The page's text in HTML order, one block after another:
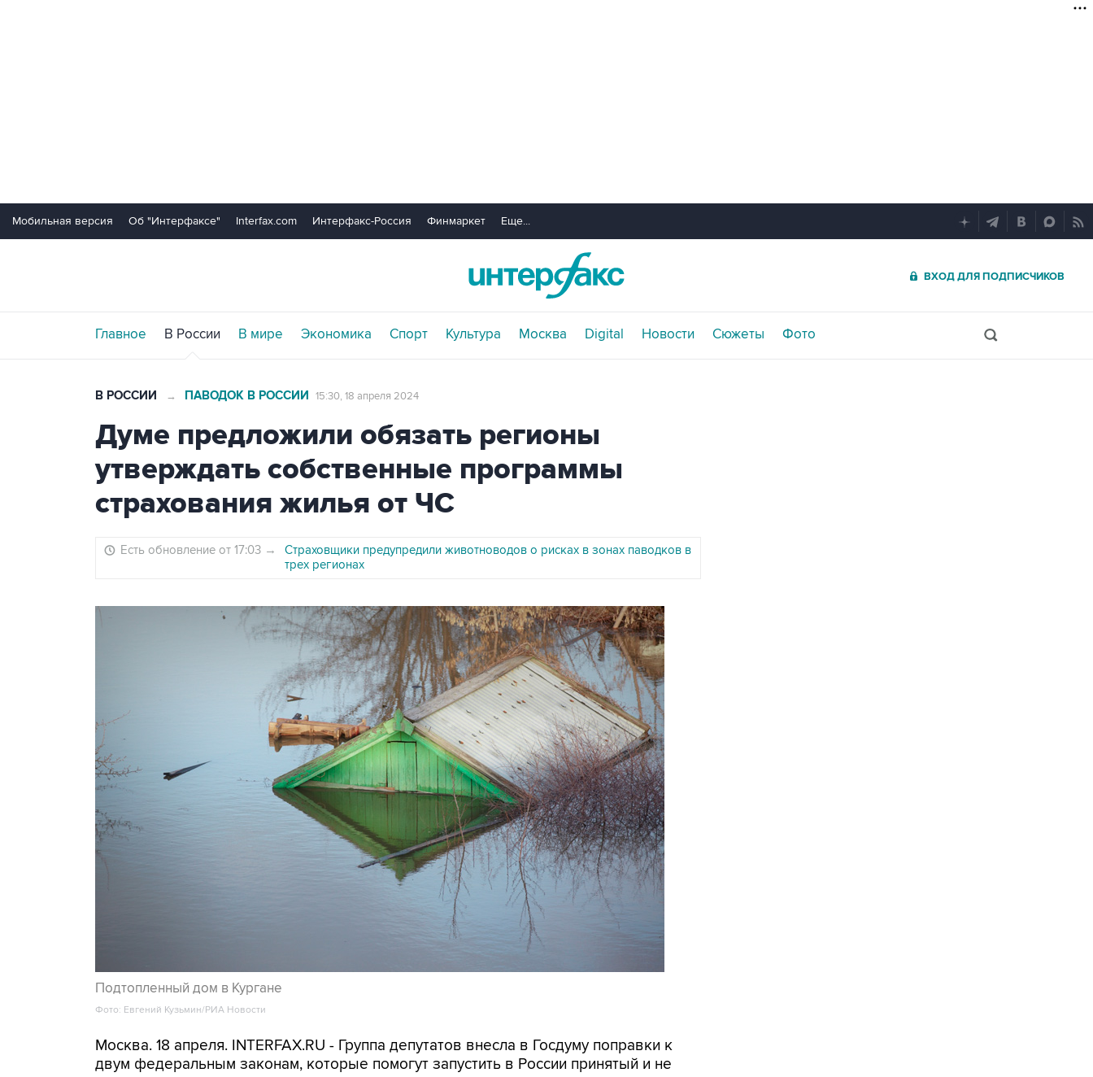
Мобильная версия Об "Интерфаксе" Interfax.com Интерфакс-Россия Финмаркет Еще...
ВХОД ДЛЯ ПОДПИСЧИКОВ
Главное В России В мире Экономика Спорт Культура Москва Digital Новости Сюжеты Фото
В РОССИИ → ПАВОДОК В РОССИИ 15:30, 18 апреля 2024
Думе предложили обязать регионы
утверждать собственные программы
страхования жилья от ЧС
Есть обновление от 17:03 →
Страховщики предупредили животноводов о рисках в зонах паводков в
трех регионах
Подтопленный дом в Кургане
Фото: Евгений Кузьмин/РИА Новости
Москва. 18 апреля. INTERFAX.RU - Группа депутатов внесла в Госдуму поправки к
двум федеральным законам, которые помогут запустить в России принятый и не